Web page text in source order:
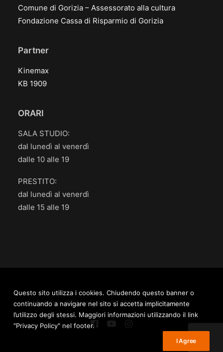
Comune di Gorizia – Assessorato alla cultura
Fondazione Cassa di Risparmio di Gorizia
Partner
Kinemax
KB 1909
ORARI
SALA STUDIO:
dal lunedì al venerdì
dalle 10 alle 19
PRESTITO:
dal lunedì al venerdì
dalle 15 alle 19
Mediateca.GO “Ugo Casiraghi” 2020 © /Privacy Policy
Questo sito utilizza i cookies. Chiudendo questo banner o
continuando a navigare nel sito si accetta implicitamente
l’utilizzo degli stessi. Maggiori informazioni utilizzando il link
"Privacy Policy" nel footer.
I Agree